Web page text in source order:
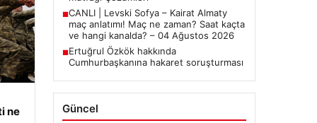
ne
■CANLI | Levski Sofya – Kairat Almaty
maç anlatımı! Maç ne zaman? Saat kaçta
ve hangi kanalda? – 04 Ağustos 2026
■Ertuğrul Özkök hakkında
Cumhurbaşkanına hakaret soruşturması
Güncel